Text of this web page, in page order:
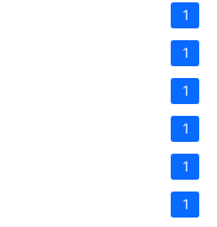
1
1
1
1
1
1